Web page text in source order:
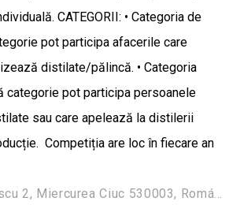
CATEGORII: • Categoria de
pot participa afacerile care
distilate/pălincă. • Categoria
categorie pot participa persoanele
sau care apelează la distilerii
Competiția are loc în fiecare an
Strada Mihai Eminescu 2, Miercurea Ciuc 530003, Románia